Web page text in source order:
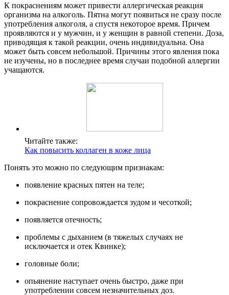
К покраснениям может привести аллергическая реакция
организма на алкоголь. Пятна могут появиться не сразу после
употребления алкоголя, а спустя некоторое время. Причем
проявляются и у мужчин, и у женщин в равной степени. Доза,
приводящая к такой реакции, очень индивидуальна. Она
может быть совсем небольшой. Причины этого явления пока
не изучены, но в последнее время случаи подобной аллергии
учащаются.
Читайте также:
Как повысить коллаген в коже лица
Понять это можно по следующим признакам:
появление красных пятен на теле;
покраснение сопровождается зудом и чесоткой;
появляется отечность;
проблемы с дыханием (в тяжелых случаях не
исключается и отек Квинке);
головные боли;
опьянение наступает очень быстро, даже при
употреблении совсем незначительных доз.